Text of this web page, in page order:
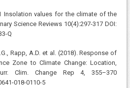
Insolation values for the climate of the
Science Reviews 10(4):297-317 DOI:
Q
Rapp, A.D. et al. (2018). Response of
Zone to Climate Change: Location,
Clim. Change Rep 4, 355–370
018-0110-5